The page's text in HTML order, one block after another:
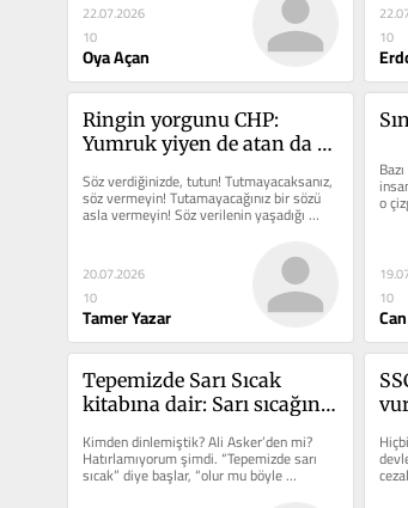
22.07.2026
10
Oya Açan
10
Ringin yorgunu CHP:
Yumruk yiyen de atan da
Söz verdiğinizde, tutun! Tutmayacaksanız,
söz vermeyin! Tutamayacağınız bir sözü
asla vermeyin! Söz verilenin yaşadığı
20.07.2026
10
Tamer Yazar
o
10
Tepemizde Sarı Sıcak
kitabına dair: Sarı sıcağın
hareket
Kimden dinlemiştik? Ali Asker’den mi?
Hatırlamıyorum şimdi. “Tepemizde sarı
sıcak” diye başlar, “olur mu böyle
yaşamak” diye devam...